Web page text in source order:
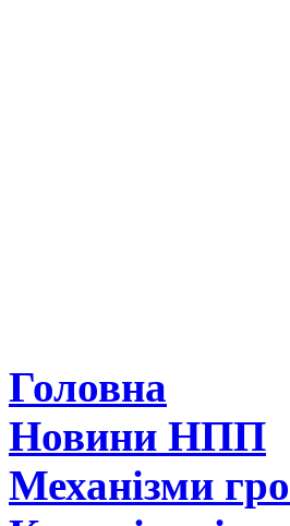
Головна
Новини НПП
Механізми